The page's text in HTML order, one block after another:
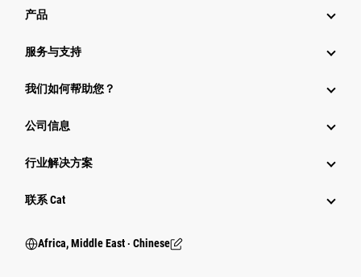
产品
服务与支持
我们如何帮助您？
公司信息
行业解决方案
行业
联系 Cat
Africa, Middle East ‧ Chinese